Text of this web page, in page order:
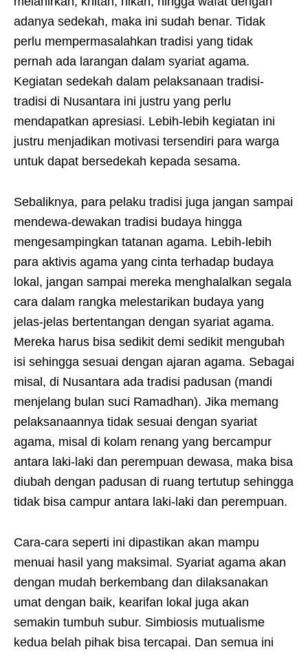
adanya sedekah, maka ini sudah benar. Tidak
perlu mempermasalahkan tradisi yang tidak
pernah ada larangan dalam syariat agama.
Kegiatan sedekah dalam pelaksanaan tradisi-
tradisi di Nusantara ini justru yang perlu
mendapatkan apresiasi. Lebih-lebih kegiatan ini
justru menjadikan motivasi tersendiri para warga
untuk dapat bersedekah kepada sesama.
Sebaliknya, para pelaku tradisi juga jangan sampai
mendewa-dewakan tradisi budaya hingga
mengesampingkan tatanan agama. Lebih-lebih
para aktivis agama yang cinta terhadap budaya
lokal, jangan sampai mereka menghalalkan segala
cara dalam rangka melestarikan budaya yang
jelas-jelas bertentangan dengan syariat agama.
Mereka harus bisa sedikit demi sedikit mengubah
isi sehingga sesuai dengan ajaran agama. Sebagai
misal, di Nusantara ada tradisi padusan (mandi
menjelang bulan suci Ramadhan). Jika memang
pelaksanaannya tidak sesuai dengan syariat
agama, misal di kolam renang yang bercampur
antara laki-laki dan perempuan dewasa, maka bisa
diubah dengan padusan di ruang tertutup sehingga
tidak bisa campur antara laki-laki dan perempuan.
Cara-cara seperti ini dipastikan akan mampu
menuai hasil yang maksimal. Syariat agama akan
dengan mudah berkembang dan dilaksanakan
umat dengan baik, kearifan lokal juga akan
semakin tumbuh subur. Simbiosis mutualisme
kedua belah pihak bisa tercapai. Dan semua ini